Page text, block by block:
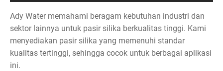
Ady Water memahami beragam kebutuhan industri dan
sektor lainnya untuk pasir silika berkualitas tinggi. Kami
menyediakan pasir silika yang memenuhi standar
kualitas tertinggi, sehingga cocok untuk berbagai aplikasi
ini.